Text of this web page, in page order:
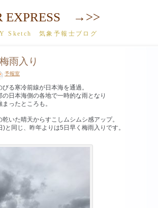
EXPRESS →>>
Sketch 気象予報士ブログ
雨入り
予報室
る寒冷前線が日本海を通過。
日本海側の各地で一時的な雨となり
ったところも。
いた晴天からすこしムシムシ感アップ。
と同じ、昨年よりは5日早く梅雨入りです。